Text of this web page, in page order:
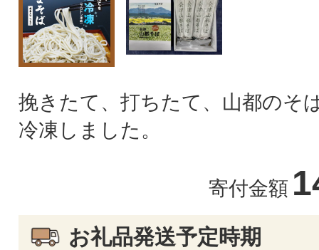
挽きたて、打ちたて、山都のそ
冷凍しました。
寄付金額
お礼品発送予定時期